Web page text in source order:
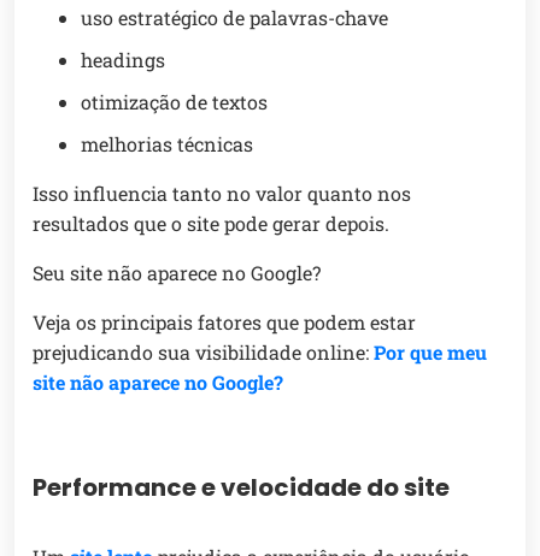
uso estratégico de palavras-chave
headings
otimização de textos
melhorias técnicas
Isso influencia tanto no valor quanto nos
resultados que o site pode gerar depois.
Seu site não aparece no Google?
Veja os principais fatores que podem estar
prejudicando sua visibilidade online:Por que meu
site não aparece no Google?
Performance e velocidade do site